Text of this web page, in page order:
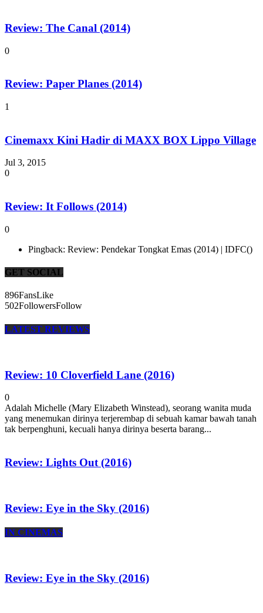
Review: The Canal (2014)
0
Review: Paper Planes (2014)
1
Cinemaxx Kini Hadir di MAXX BOX Lippo Village
Jul 3, 2015
0
Review: It Follows (2014)
0
Pingback: Review: Pendekar Tongkat Emas (2014) | IDFC()
GET SOCIAL
896FansLike
502FollowersFollow
LATEST REVIEWS
Review: 10 Cloverfield Lane (2016)
0
Adalah Michelle (Mary Elizabeth Winstead), seorang wanita muda
yang menemukan dirinya terjerembap di sebuah kamar bawah tanah
tak berpenghuni, kecuali hanya dirinya beserta barang...
Review: Lights Out (2016)
Review: Eye in the Sky (2016)
IN CINEMAS
Review: Eye in the Sky (2016)